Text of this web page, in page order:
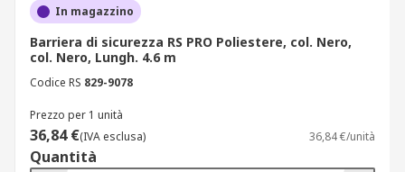
stabilimenti produttivi e officine: protezione
di macchinari pericolosi, separazione di
aree robotizzate e delimitazione di carrelli
elevatori;
cantieri edili e manutenzione stradale:
isolamento di zone di scavo, deposito
materiali e passaggio pedonale con
In magazzino
Barriera di sicurezza RS PRO Poliestere, col. Nero,
col. Nero, Lungh. 4.6 m
Codice RS 829-9078
Prezzo per 1 unità
36,84 €(IVA esclusa) 36,84 €/unità
Quantità